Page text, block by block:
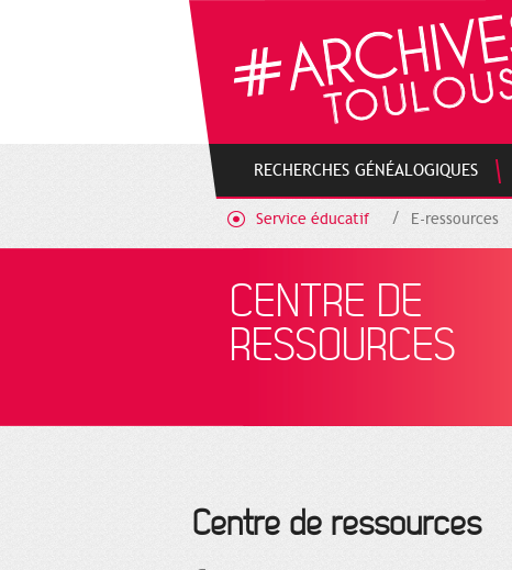
RECHERCHES GÉNÉALOGIQUES
Service éducatif E-ressources
CENTRE DE
RESSOURCES
Centre de ressources
Cookies management panel